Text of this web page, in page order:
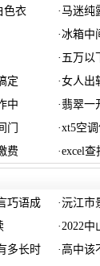
色衣 ·马迷纯
·冰箱中
· 五万以
定 ·女人出
中 · 翡翠一
·xt5空
费 ·excel
巧语成 ·沅江市
·2022中
多长时 · 高中该